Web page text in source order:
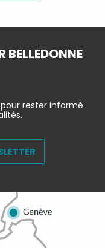
BELLEDONNE
rester informé